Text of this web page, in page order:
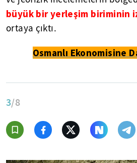
büyük bir yerleşim biriminin
ortaya çıktı.
Osmanlı Ekonomisine
3/8